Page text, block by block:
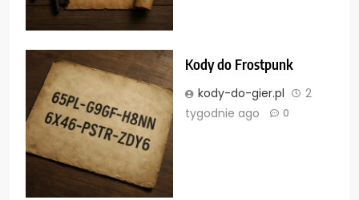
Kody do Frostpunk
kody-do-gier.pl
2
tygodnie ago
0